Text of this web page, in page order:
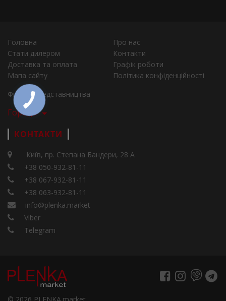
Головна
Про нас
Стати дилером
Контакти
Доставка та оплата
Графік роботи
Мапа сайту
Політика конфіденційності
Філії та представництва
Города
КОНТАКТИ
Київ, пр. Степана Бандери, 28 А
+38 050-932-81-11
+38 067-932-81-11
+38 063-932-81-11
info@plenka.market
Viber
Telegram